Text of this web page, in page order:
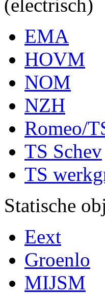
(electrisch)
EMA
HOVM
NOM
NZH
Romeo/
TS Schev
TS
Statische
Eext
Groenlo
MIJSM